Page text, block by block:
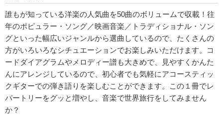
誰もが知っている洋楽の人気曲を50曲のボリュームで収載！往
年のポピュラー・ソング／映画音楽／トラディショナル・ソン
グといった幅広いジャンルから選曲しているので、たくさんの
方がいろいろなシチュエーションでお楽しみいただけます。コ
ードダイアグラムやメロディー譜も大きめで、見やすくかんた
んにアレンジしているので、初心者でも気軽にアコースティッ
クギターでの弾き語りを楽しむことができます。この１冊でレ
パートリーをグッと増やし、音楽で世界旅行をしてみません
か？